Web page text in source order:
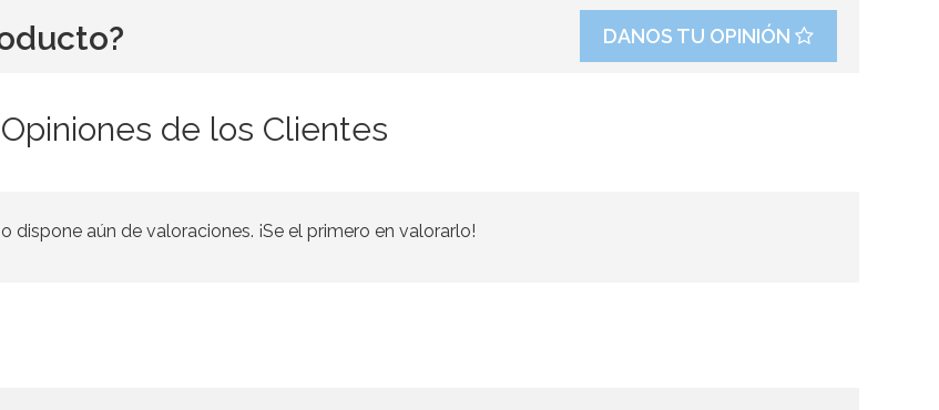
DANOS TU OPINIÓN
Opiniones de los Clientes
dispone aún de valoraciones. ¡Se el primero en valorarlo!